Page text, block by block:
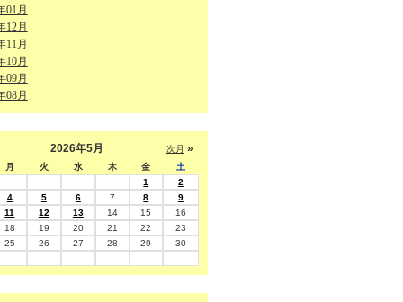
01月
12月
11月
10月
09月
08月
次月 »
2026年5月
月 火 水 木 金
土
1
2
4 5 6 7 8
9
11 12 13 14 15
16
18 19 20 21 22
23
25 26 27 28 29
30